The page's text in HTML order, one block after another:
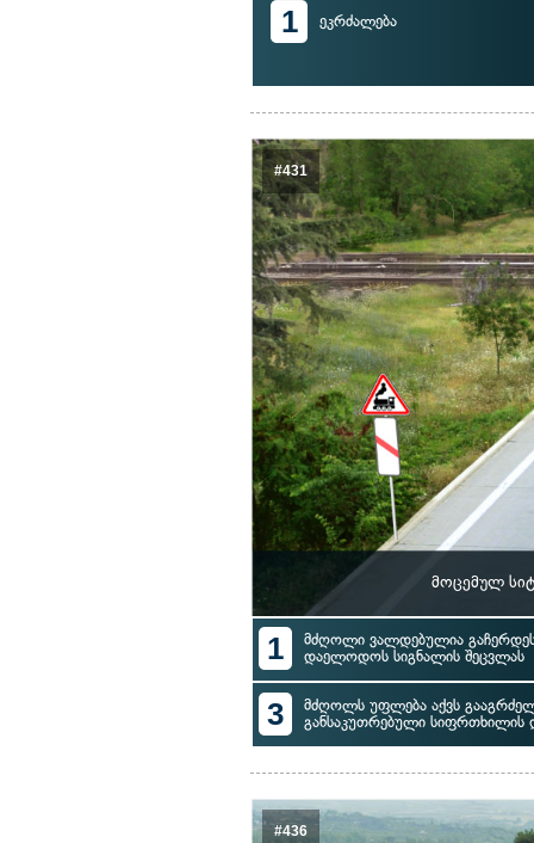
1 ეკრძალება
#431
მოცემულ
1
მძღოლი ვალდებულია
დაელოდოს სიგნალის შეცვლას
3
მძღოლს უფლება აქვს
განსაკუთრებული სიფრთხილის
#436